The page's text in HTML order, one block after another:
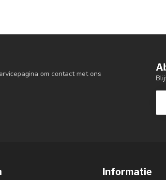
om contact met ons
Informatie